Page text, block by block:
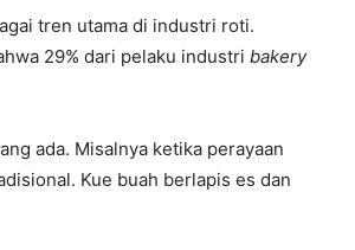
tren utama di industri roti.
29% dari pelaku industri bakery
ada. Misalnya ketika perayaan
Kue buah berlapis es dan